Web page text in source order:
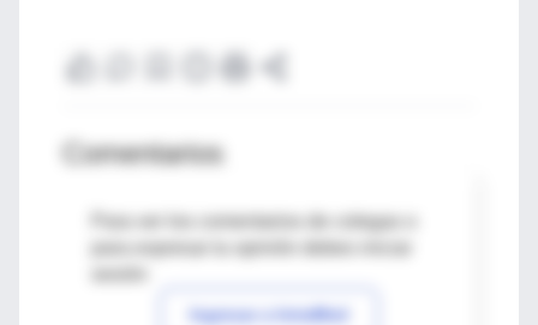
Comentarios
Para ver los comentarios de colegas o
Ingresar a IntraMed